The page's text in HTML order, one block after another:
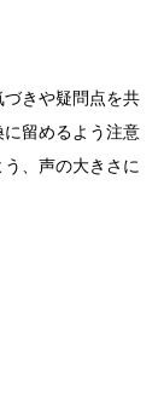
きや疑問点を共
留めるよう注意
、声の大きさに